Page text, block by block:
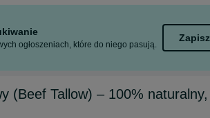
ogłoszeniach, które do niego pasują.
Zapisz
(Beef Tallow) – 100% naturalny,